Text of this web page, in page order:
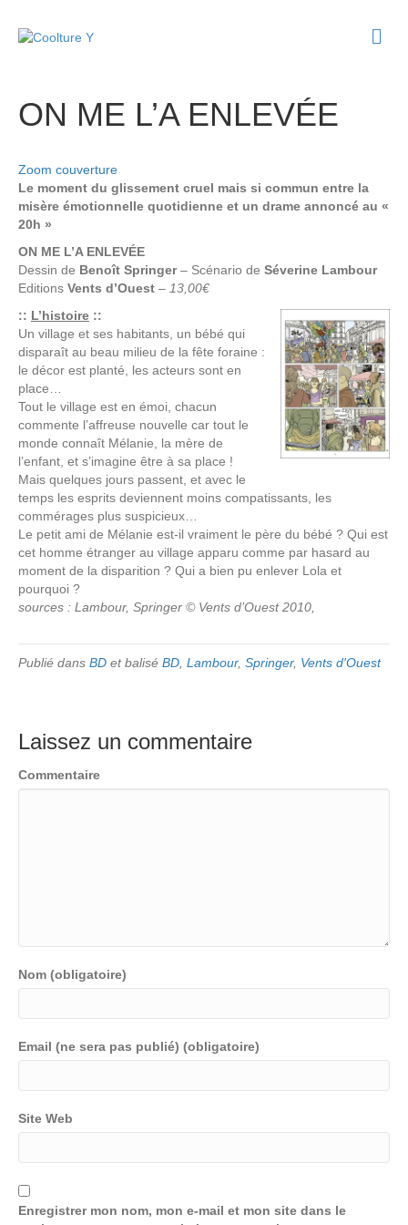
ON ME L’A ENLEVÉE
Zoom couverture
Le moment du glissement cruel mais si commun entre la
misère émotionnelle quotidienne et un drame annoncé au «
20h »
ON ME L’A ENLEVÉE
Dessin de Benoît Springer– Scénario de Séverine Lambour
Editions Vents d’Ouest – 13,00€
:: L’histoire ::
Un village et ses habitants, un bébé qui
disparaît au beau milieu de la fête foraine :
le décor est planté, les acteurs sont en
place…
Tout le village est en émoi, chacun
commente l’affreuse nouvelle car tout le
monde connaît Mélanie, la mère de
l’enfant, et s’imagine être à sa place !
Mais quelques jours passent, et avec le
temps les esprits deviennent moins compatissants, les
commérages plus suspicieux…
Le petit ami de Mélanie est-il vraiment le père du bébé ? Qui est
cet homme étranger au village apparu comme par hasard au
moment de la disparition ? Qui a bien pu enlever Lola et
pourquoi ?
sources : Lambour, Springer © Vents d’Ouest 2010,
Publié dans BD et balisé BD, Lambour, Springer, Vents d'Ouest
Laissez un commentaire
Commentaire
Nom (obligatoire)
Email (ne sera pas publié) (obligatoire)
Site Web
Enregistrer mon nom, mon e-mail et mon site dans le